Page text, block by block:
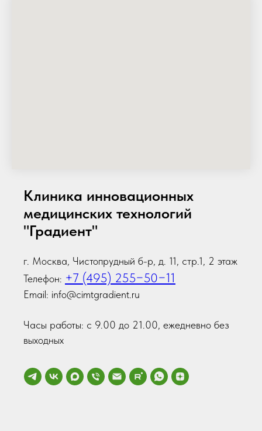
Клиника инновационных
медицинских технологий
"Градиент"
г. Москва, Чистопрудный б-р, д. 11, стр.1, 2 этаж
Телефон: +7 (495) 255−50−11
Email: info@cimtgradient.ru
Часы работы: с 9.00 до 21.00, ежедневно без
выходных